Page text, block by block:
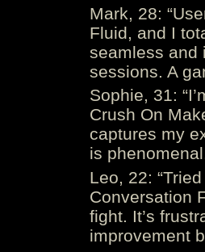
Mark, 28:
Fluid, and I
seamless and
sessions. A
Sophie, 31:
Crush On
captures my
is
Leo, 22:
Conversation
fight. It’s
improvement